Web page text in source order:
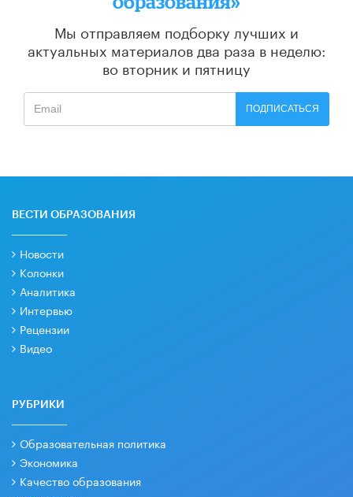
Мы отправляем подборку лучших и
актуальных материалов два раза в неделю:
во вторник и пятницу
ПОДПИСАТЬСЯ
ВЕСТИ ОБРАЗОВАНИЯ
Новости
Колонки
Аналитика
Интервью
Рецензии
Видео
РУБРИКИ
Образовательная политика
Экономика
Качество образования